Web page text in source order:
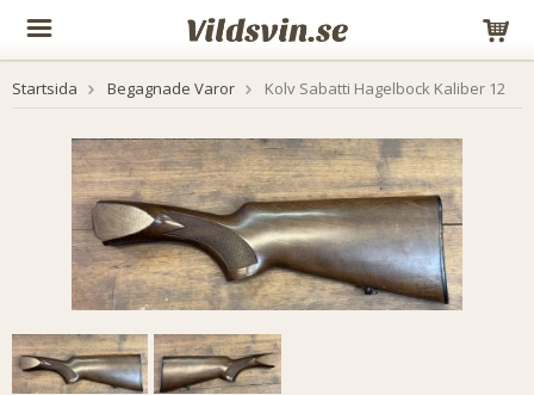
Startsida Begagnade Varor Kolv Sabatti Hagelbock Kaliber 12